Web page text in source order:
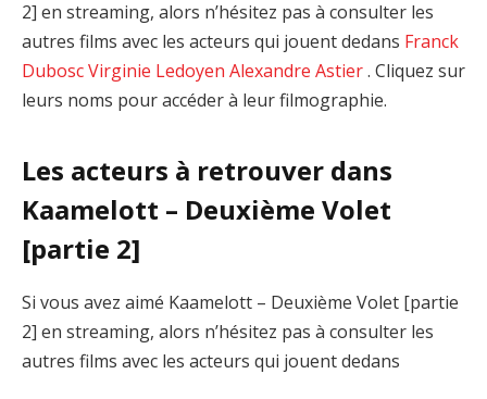
2] en streaming, alors n’hésitez pas à consulter les
autres films avec les acteurs qui jouent dedans Franck
DuboscVirginie Ledoyen Alexandre Astier. Cliquez sur
leurs noms pour accéder à leur filmographie.
Les acteurs à retrouver dans
Kaamelott – Deuxième Volet
[partie 2]
Si vous avez aimé Kaamelott – Deuxième Volet [partie
2] en streaming, alors n’hésitez pas à consulter les
autres films avec les acteurs qui jouent dedans